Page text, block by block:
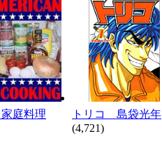
庭料理
トリコ 島袋光年
(4,721)